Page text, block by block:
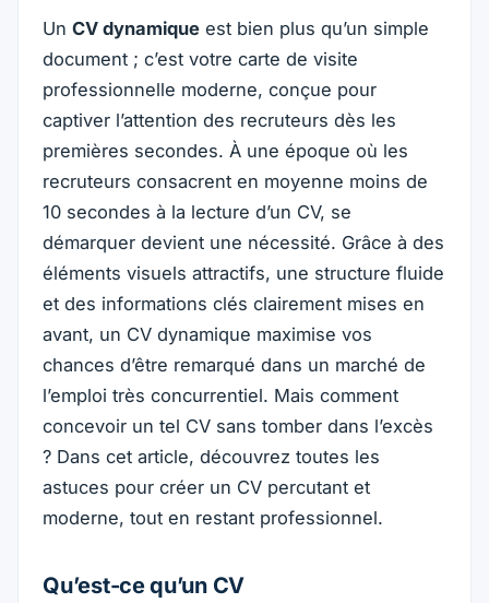
UnCV dynamique est bien plus qu’un simple
document ; c’est votre carte de visite
professionnelle moderne, conçue pour
captiver l’attention des recruteurs dès les
premières secondes. À une époque où les
recruteurs consacrent en moyenne moins de
10 secondes à la lecture d’un CV, se
démarquer devient une nécessité. Grâce à des
éléments visuels attractifs, une structure fluide
et des informations clés clairement mises en
avant, un CV dynamique maximise vos
chances d’être remarqué dans un marché de
l’emploi très concurrentiel. Mais comment
concevoir un tel CV sans tomber dans l’excès
? Dans cet article, découvrez toutes les
astuces pour créer un CV percutant et
moderne, tout en restant professionnel.
Qu’est-ce qu’un CV